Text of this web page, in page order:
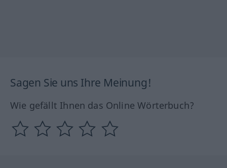
Sagen Sie uns Ihre Meinung!
Wie gefällt Ihnen das Online Wörterbuch?